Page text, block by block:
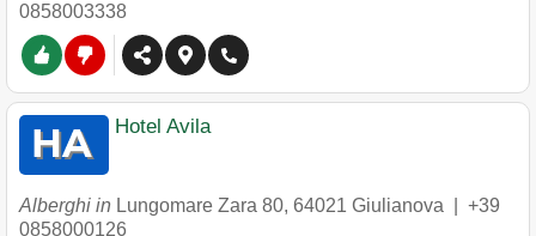
0858003338
Hotel Avila
Alberghi in Lungomare Zara 80, 64021 Giulianova
+39
0858000126